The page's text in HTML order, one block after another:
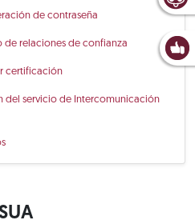
de contraseña
de relaciones de confianza
certificación
del servicio de Intercomunicación